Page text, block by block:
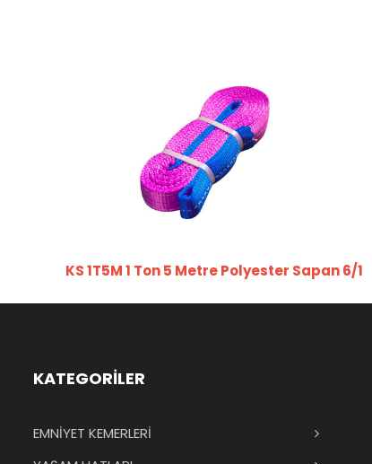
KS 1T5M 1 Ton 5 Metre Polyester Sapan 6/1
KATEGORİLER
EMNİYET KEMERLERİ